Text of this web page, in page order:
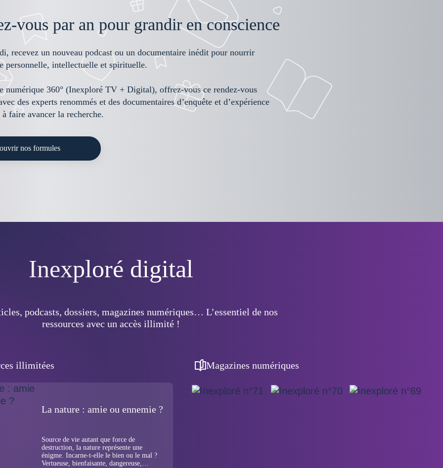
vous par an pour grandir en conscience
recevez un nouveau podcast ou un documentaire inédit pour nourrir
personnelle, intellectuelle et spirituelle.
numérique 360° (Inexploré TV + Digital), offrez-vous ce rendez-vous
des experts renommés et des documentaires d’enquête et d’expérience
faire avancer la recherche.
nos formules
Inexploré digital
podcasts, dossiers, magazines numériques… L’essentiel de nos
ressources avec un accès illimité !
illimitées
La nature : amie ou ennemie ?
Source de vie autant que force de
destruction, la nature représente une
énigme. Incarne-t-elle le bien ou le mal ?
Vertueuse, bienfaisante, dangereuse,
Magazines numériques